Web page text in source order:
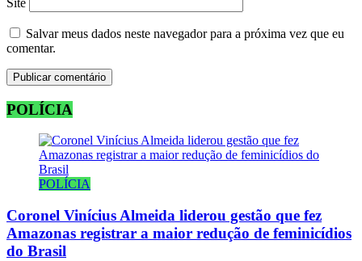
Salvar meus dados neste navegador para a próxima vez que eu
comentar.
POLÍCIA
POLÍCIA
Coronel Vinícius Almeida liderou gestão que fez
Amazonas registrar a maior redução de feminicídios
do Brasil